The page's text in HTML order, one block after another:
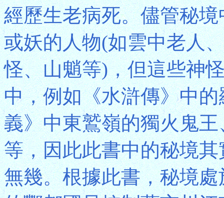
經歷生老病死。儘管秘
或妖的人物(如雲中老人
怪、山魈等)，但這些神
中，例如《水滸傳》中
義》中東鷲嶺的獨火鬼
等，因此此書中的秘境
無幾。根據此書，秘境